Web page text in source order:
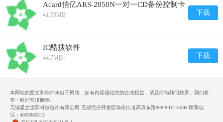
Acard信亿ARS-2050N一对一CD备份控制卡
41.79MB | 下载
IC酷搜软件
44.7MB | 下载
本网站的图文和软件来自于网络，如有内容侵犯您的合法权益，请及时与我们联系，我们将
第一时间安排删除。
无锡星之望阳科技咨询有限公司 无锡经济开发区华庄街道高浪东路999-8-D2-323B 联系电
话：4006886515